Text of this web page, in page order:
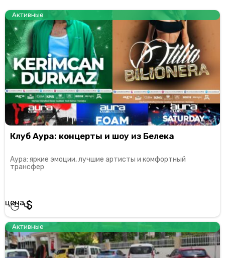
Активные
Клуб Аура: концерты и шоу из Белека
Аура: яркие эмоции, лучшие артисты и комфортный
трансфер
Активные